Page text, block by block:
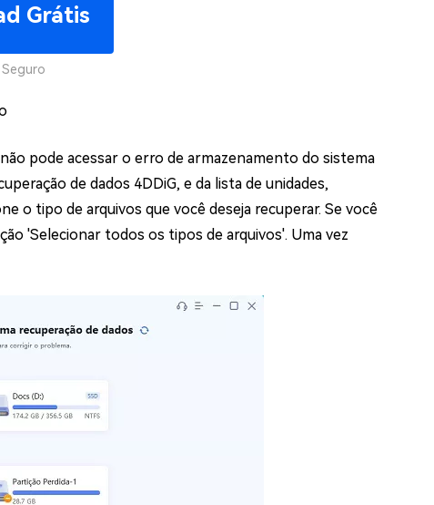
Grátis
pode acessar o erro de armazenamento do sistema
de dados 4DDiG, e da lista de unidades,
o tipo de arquivos que você deseja recuperar. Se você
'Selecionar todos os tipos de arquivos'. Uma vez